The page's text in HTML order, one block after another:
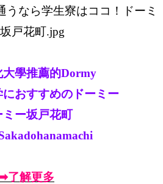
大學推薦的Dormy
おすすめのドーミー
ミー坂戸花町
了解更多